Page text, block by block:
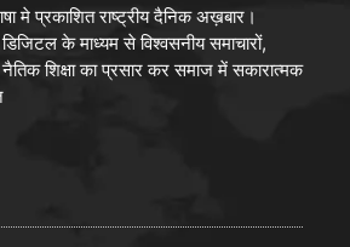
मे प्रकाशित राष्ट्रीय दैनिक अख़बार।
के माध्यम से विश्वसनीय समाचारों,
शिक्षा का प्रसार कर समाज में सकारात्मक